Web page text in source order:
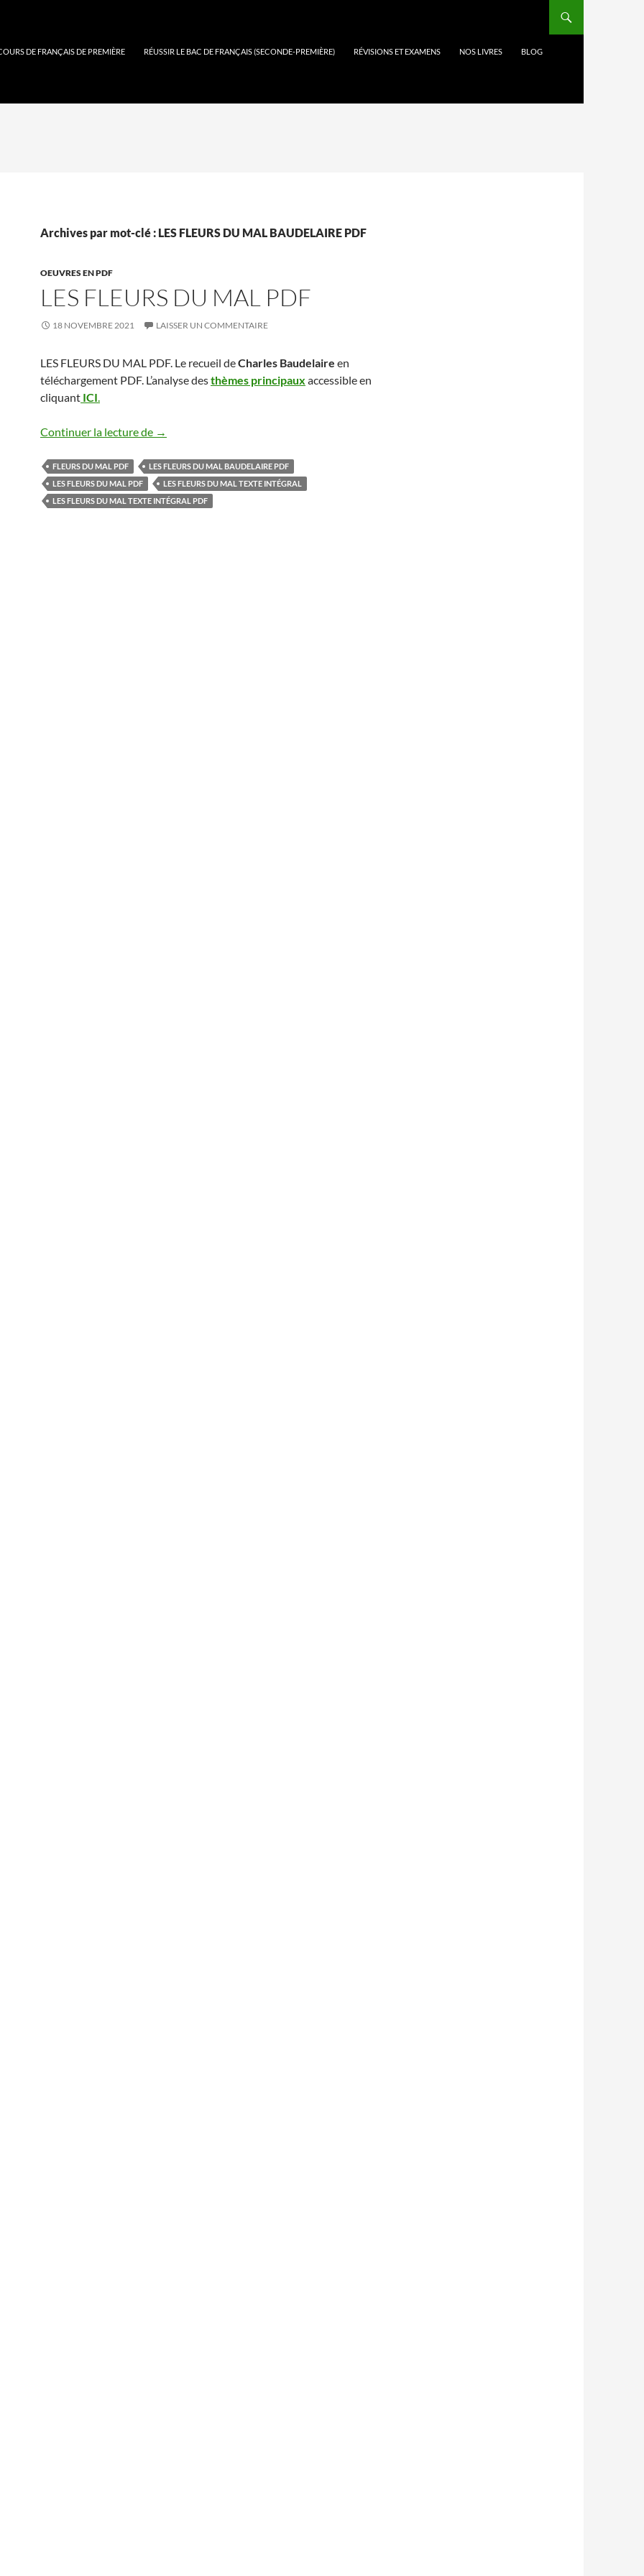
DE FRANÇAIS DE PREMIÈRE RÉUSSIR LE BAC DE FRANÇAIS (SECONDE-PREMIÈRE) RÉVISIONS ET EXAMENS NOS LIVRES BLOG
Archives par mot-clé : LES FLEURS DU MAL BAUDELAIRE PDF
OEUVRES EN PDF
LES FLEURS DU MAL PDF
18 NOVEMBRE 2021 LAISSER UN COMMENTAIRE
LES FLEURS DU MAL PDF. Le recueil deCharles Baudelaire en
téléchargement PDF. L’analyse desthèmes principaux accessible en
cliquant ICI.
Continuer la lecture de LES FLEURS DU MAL PDF
→
FLEURS DU MAL PDF
LES FLEURS DU MAL BAUDELAIRE PDF
LES FLEURS DU MAL PDF
LES FLEURS DU MAL TEXTE INTÉGRAL
LES FLEURS DU MAL TEXTE INTÉGRAL PDF